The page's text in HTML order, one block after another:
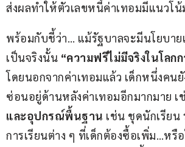
ส่งผลทำให้ตัวเลขหนี้ค่าเทอมมีแนวโน้
พร้อมกับชี้ว่า… แม้รัฐบาลจะมีนโยบาย
เป็นจริงนั้น “ความฟรีไม่มีจริงในโลก
โดยนอกจากค่าเทอมแล้ว เด็กหนึ่งคน
ซ่อนอยู่ด้านหลังค่าเทอมอีกมากมาย เ
และอุปกรณ์พื้นฐาน เช่น ชุดนักเรียน
การเรียนต่าง ๆ ที่เด็กต้องซื้อเพิ่ม…หรื